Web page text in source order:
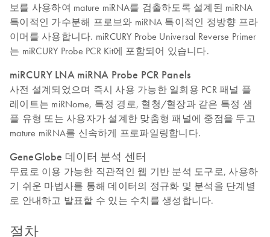
보를 사용하여 mature miRNA를 검출하도록 설계된 miRNA
특이적인 가수분해 프로브와 miRNA 특이적인 정방향 프라
이머를 사용합니다. miRCURY Probe Universal Reverse Primer
는 miRCURY Probe PCR Kit에 포함되어 있습니다.
miRCURY LNA miRNA Probe PCR Panels
사전 설계되었으며 즉시 사용 가능한 일회용 PCR 패널 플
레이트는 miRNome, 특정 경로, 혈청/혈장과 같은 특정 샘
플 유형 또는 사용자가 설계한 맞춤형 패널에 중점을 두고
mature miRNA를 신속하게 프로파일링합니다.
GeneGlobe 데이터 분석 센터
무료로 이용 가능한 직관적인 웹 기반 분석 도구로, 사용하
기 쉬운 마법사를 통해 데이터의 정규화 및 분석을 단계별
로 안내하고 발표할 수 있는 수치를 생성합니다.
절차